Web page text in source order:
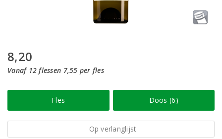
8,20
Vanaf 12 flessen 7,55 per fles
Fles Doos (6)
Op verlanglijst